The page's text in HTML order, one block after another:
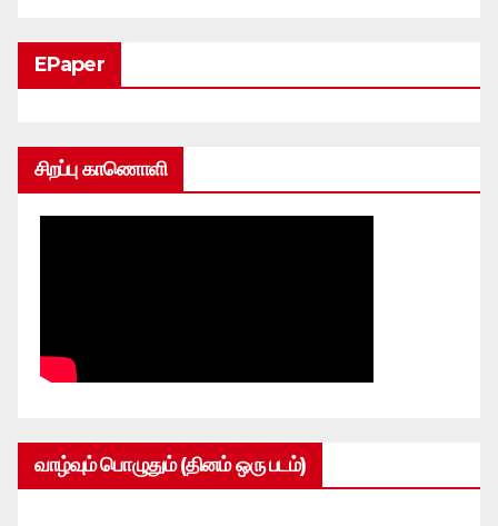
EPaper
சிறப்பு காணொளி
வாழ்வும் பொழுதும் (தினம் ஒரு படம்)